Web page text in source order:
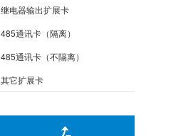
继电器输出扩展卡
485通讯卡（隔离）
485通讯卡（不隔离）
其它扩展卡